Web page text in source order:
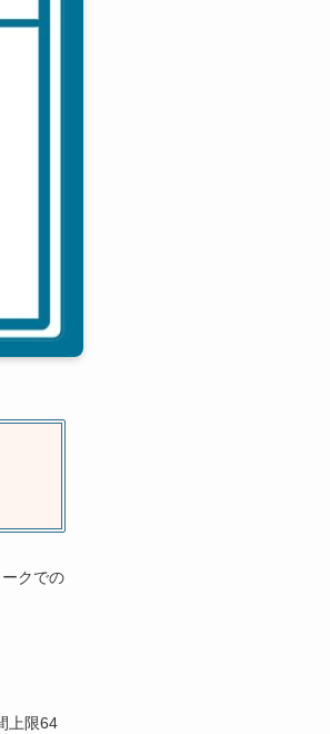
クでの
上限64